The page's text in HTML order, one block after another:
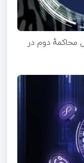
محاکمهٔ دوم در